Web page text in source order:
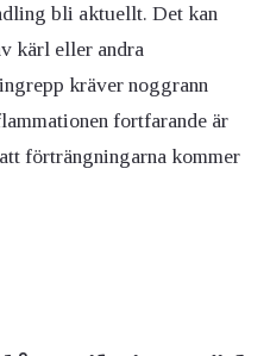
bli aktuellt. Det kan
kärl eller andra
kräver noggrann
fortfarande är
förträngningarna kommer